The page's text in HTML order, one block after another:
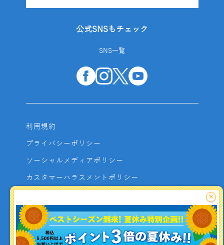
公式SNSもチェック
SNS一覧
利用規約
プライバシーポリシー
ソーシャルメディアポリシー
カスタマーハラスメントポリシー
よくあるご質問
お問い合わせ
×